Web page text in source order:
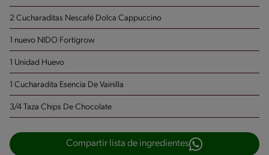
2 Cucharaditas Nescafé Dolca Cappuccino
1 nuevo NIDO Fortigrow
1 Unidad Huevo
1 Cucharadita Esencia De Vainilla
3/4 Taza Chips De Chocolate
Compartir lista de ingredientes